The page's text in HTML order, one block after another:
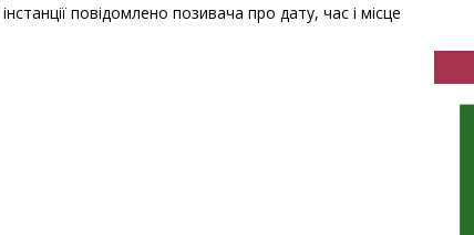
повідомлено позивача про дату, час і місце